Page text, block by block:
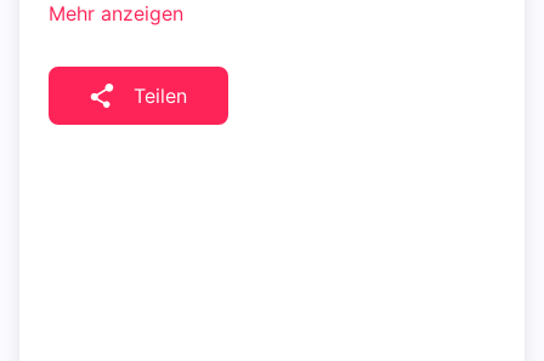
Mehr anzeigen
Teilen